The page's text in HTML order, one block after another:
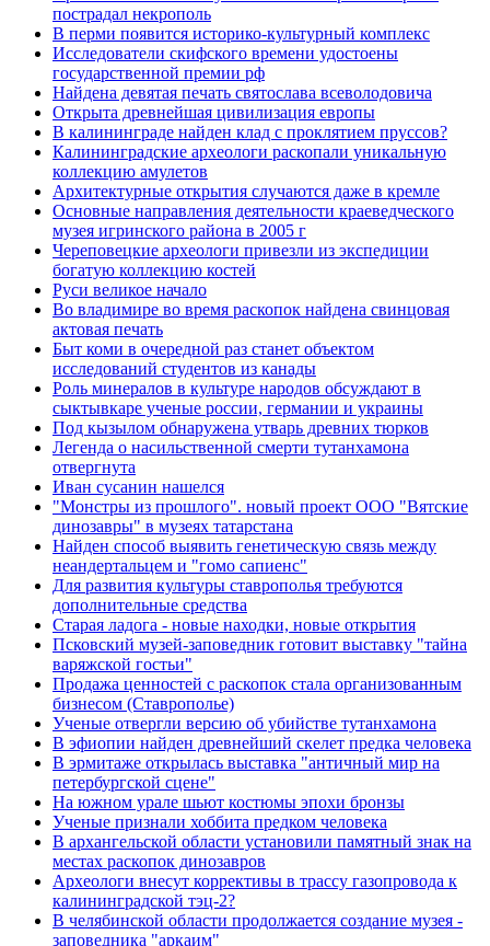
пострадал некрополь
В перми появится историко-культурный комплекс
Исследователи скифского времени удостоены
государственной премии рф
Найдена девятая печать святослава всеволодовича
Открыта древнейшая цивилизация европы
В калининграде найден клад с проклятием пруссов?
Калининградские археологи раскопали уникальную
коллекцию амулетов
Архитектурные открытия случаются даже в кремле
Основные направления деятельности краеведческого
музея игринского района в 2005 г
Череповецкие археологи привезли из экспедиции
богатую коллекцию костей
Руси великое начало
Во владимире во время раскопок найдена свинцовая
актовая печать
Быт коми в очередной раз станет объектом
исследований студентов из канады
Роль минералов в культуре народов обсуждают в
сыктывкаре ученые россии, германии и украины
Под кызылом обнаружена утварь древних тюрков
Легенда о насильственной смерти тутанхамона
отвергнута
Иван сусанин нашелся
"Монстры из прошлого". новый проект ООО "Вятские
динозавры" в музеях татарстана
Найден способ выявить генетическую связь между
неандертальцем и "гомо сапиенс"
Для развития культуры ставрополья требуются
дополнительные средства
Старая ладога - новые находки, новые открытия
Псковский музей-заповедник готовит выставку "тайна
варяжской гостьи"
Продажа ценностей с раскопок стала организованным
бизнесом (Ставрополье)
Ученые отвергли версию об убийстве тутанхамона
В эфиопии найден древнейший скелет предка человека
В эрмитаже открылась выставка "античный мир на
петербургской сцене"
На южном урале шьют костюмы эпохи бронзы
Ученые признали хоббита предком человека
В архангельской области установили памятный знак на
местах раскопок динозавров
Археологи внесут коррективы в трассу газопровода к
калининградской тэц-2?
В челябинской области продолжается создание музея -
заповедника "аркаим"